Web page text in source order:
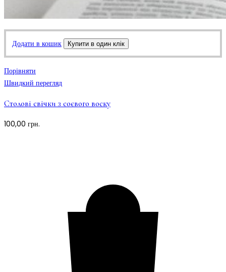
Додати в кошик Купити в один клік
Порівняти
Швидкий перегляд
Столові свічки з соєвого воску
100,00 грн.